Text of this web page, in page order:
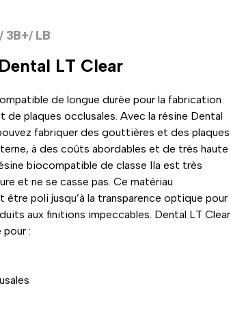
3B+/ LB
Dental LT Clear
de longue durée pour la fabrication
plaques occlusales. Avec la résine Dental
fabriquer des gouttières et des plaques
à des coûts abordables et de très haute
biocompatible de classe IIa est très
et ne se casse pas. Ce matériau
être poli jusqu’à la transparence optique pour
aux finitions impeccables. Dental LT Clear
pour :